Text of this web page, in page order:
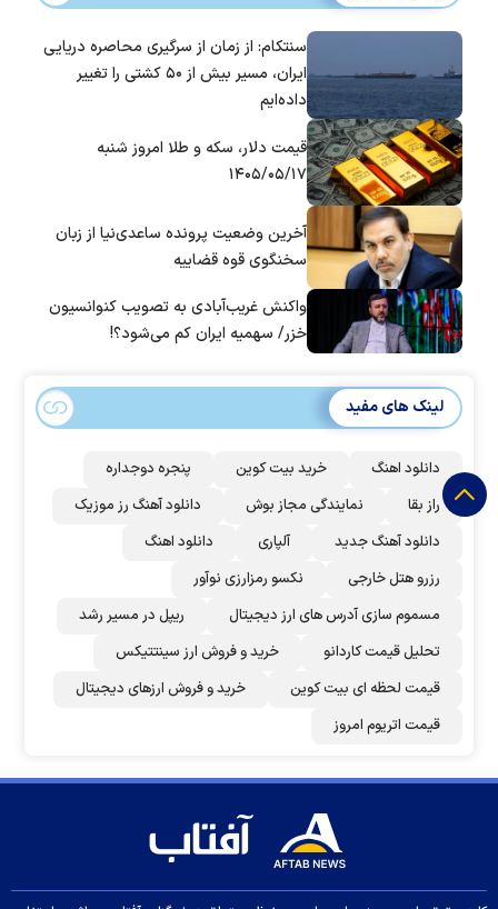
سنتکام: از زمان از سرگیری محاصره دریایی
ایران، مسیر بیش از ۵۰ کشتی را تغییر
داده‌ایم
قیمت دلار، سکه و طلا امروز شنبه
۱۴۰۵/۰۵/۱۷
آخرین وضعیت پرونده ساعدی‌نیا از زبان
سخنگوی قوه قضاییه
واکنش غریب‌آبادی به تصویب کنوانسیون
خزر/ سهمیه ایران کم می‌شود؟!
لینک های مفید
دانلود اهنگ خرید بیت کوین
پنجره دوجداره
راز بقا
نمایندگی مجاز بوش
دانلود آهنگ رز‌ موزیک
دانلود آهنگ جدید
آلپاری
دانلود اهنگ
رزرو هتل خارجی
نکسو رمزارزی نوآور
مسموم سازی آدرس های ارز دیجیتال
ریپل در مسیر رشد
تحلیل قیمت کاردانو
خرید و فروش ارز سینتتیکس
قیمت لحظه ای بیت کوین
خرید و فروش ارزهای دیجیتال
قیمت اتریوم امروز